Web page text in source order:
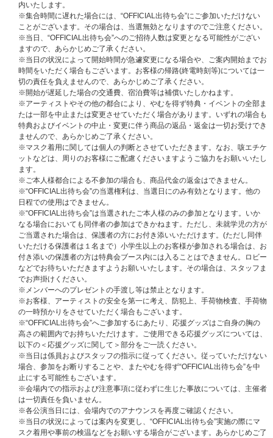
内いたします。
※集合時間に遅れた場合には、“OFFICIAL出待ち会”にご参加いただけない
ことがございます。その場合は、当選無効となりますのでご注意ください。
※当日、“OFFICIAL出待ち会”へのご招待人数は変更となる可能性がござい
ますので、あらかじめご了承ください。
※当日の状況によって開始時間が急遽変更になる場合や、ご案内開始までお
時間をいただく場合もございます。お客様の帰路(終電時刻等)については一
切の責任を負えませんので、あらかじめご了承ください。
※開始が遅延した場合の交通費、宿泊費等は補償いたしかねます。
※アーティストやその他の都合により、やむを得ず特典・イベントの全部ま
たは一部を中止または変更させていただく場合があります。いずれの場合も
特典およびイベントの中止・変更に伴う商品の返品・返金は一切お受けでき
ませんので、あらかじめご了承ください。
※マスク着用に関しては個人の判断とさせていただきます。なお、咳エチケ
ットなどは、周りのお客様にご配慮くださいますようご協力をお願いいたし
ます。
※ご本人様都合による不参加の場合も、商品代金の返金はできません。
※“OFFICIAL出待ち会”の当選権利は、当選日にのみ有効となります。他の
日程での使用はできません。
※“OFFICIAL出待ち会”は当選されたご本人様のみの参加となります。いか
なる場合においても同伴者の参加はできかねます。ただし、未就学児の方が
ご当選された場合は、保護者の方にお付き添いいただけます。(ただし同伴
いただける保護者は１名まで）小学生以上のお客様が参加される場合は、お
付き添いの保護者の方は特典会ブース内には入ることはできません。ロビー
などでお待ちいただきますようお願いいたします。その場合は、スタッフま
でお声掛けください。
※メンバーへのプレゼントの手渡し等は禁止となります。
※お客様、アーティストの安全を第一に考え、防犯上、手荷物検査、手荷物
の一時預かりをさせていただく場合もございます。
※“OFFICIAL出待ち会”へご参加するにあたり、応援グッズはご自身の胸の
高さの範囲内でお持ちいただけます。ご使用できる応援グッズについては、
以下の＜応援グッズに関して＞部分をご一読ください。
※当日は係員およびスタッフの指示に従ってください。従っていただけない
場合、参加をお断りすることや、またやむを得ず“OFFICIAL出待ち会”を中
止にする可能性もございます。
※会場内での指示および注意事項に従わずに生じた事故については、主催者
は一切責任を負いません。
※各公演当日には、会場内でのアナウンスを再度ご確認ください。
※当日の状況によっては案内を変更し、“OFFICIAL出待ち会”実施の際にマ
スク着用や事前の検温などをお願いする場合がございます。あらかじめご了